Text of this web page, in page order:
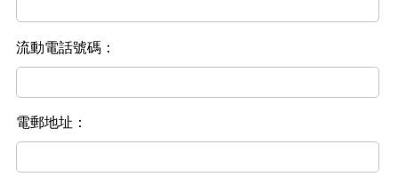
流動電話號碼：
電郵地址：